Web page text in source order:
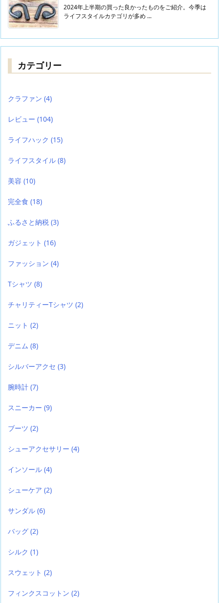
2024年上半期の買った良かったものをご紹介。今季は
ライフスタイルカテゴリが多め ...
カテゴリー
クラファン (4)
レビュー (104)
ライフハック (15)
ライフスタイル (8)
美容 (10)
完全食 (18)
ふるさと納税 (3)
ガジェット (16)
ファッション (4)
Tシャツ (8)
チャリティーTシャツ (2)
ニット (2)
デニム (8)
シルバーアクセ (3)
腕時計 (7)
スニーカー (9)
ブーツ (2)
シューアクセサリー (4)
インソール (4)
シューケア (2)
サンダル (6)
バッグ (2)
シルク (1)
スウェット (2)
フィンクスコットン (2)